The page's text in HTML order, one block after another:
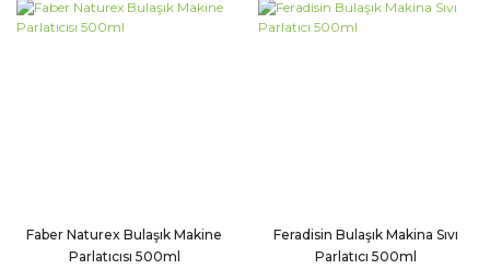
Faber Naturex Bulaşık Makine
Parlatıcısı 500ml
Feradisin Bulaşık Makina Sıvı
Parlatıcı 500ml